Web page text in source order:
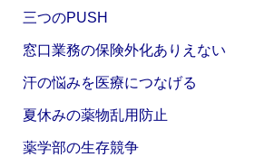
三つのPUSH
窓口業務の保険外化ありえない
汗の悩みを医療につなげる
夏休みの薬物乱用防止
薬学部の生存競争